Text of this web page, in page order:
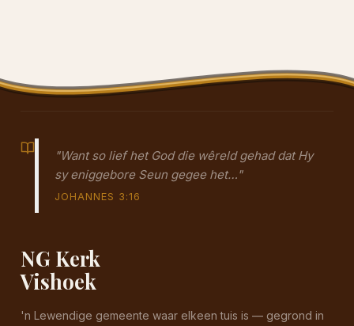
"Want so lief het God die wêreld gehad dat Hy
sy eniggebore Seun gegee het…"
JOHANNES 3:16
NG Kerk
Vishoek
'n Lewendige gemeente waar elkeen tuis is — gegrond in